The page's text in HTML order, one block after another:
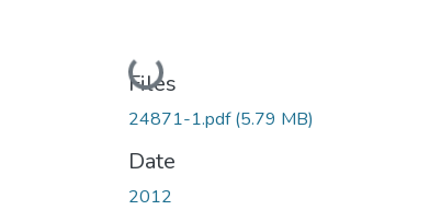
Loading...
Files
24871-1.pdf(5.79 MB)
Date
2012